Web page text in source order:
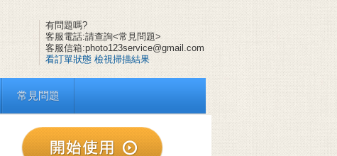
有問題嗎?
客服電話:請查詢<常見問題>
客服信箱:photo123service@gmail.com
看訂單狀態 檢視掃描結果
常見問題